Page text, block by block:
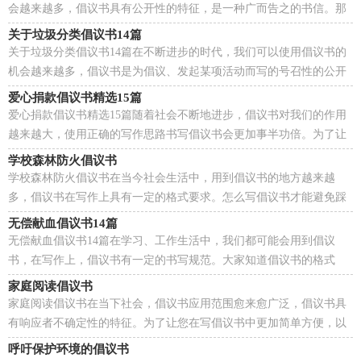
会越来越多，倡议书具有公开性的特征，是一种广而告之的书信。那
么一般倡议书是怎么写的呢？下面是小编为大家整理的...
关于垃圾分类倡议书14篇
关于垃圾分类倡议书14篇在不断进步的时代，我们可以使用倡议书的
机会越来越多，倡议书是为倡议、发起某项活动而写的号召性的公开
提议性的专用书信。倡议书的注意事项有许多，你确...
爱心捐款倡议书精选15篇
爱心捐款倡议书精选15篇随着社会不断地进步，倡议书对我们的作用
越来越大，使用正确的写作思路书写倡议书会更加事半功倍。为了让
您在写倡议书中更加简单方便，下面是小编收集整理...
学校森林防火倡议书
学校森林防火倡议书在当今社会生活中，用到倡议书的地方越来越
多，倡议书在写作上具有一定的格式要求。怎么写倡议书才能避免踩
雷呢？下面是小编为大家整理的学校森林防火倡议书，欢...
无偿献血倡议书14篇
无偿献血倡议书14篇在学习、工作生活中，我们都可能会用到倡议
书，在写作上，倡议书有一定的书写规范。大家知道倡议书的格式
吗？下面是小编帮大家整理的无偿献血倡议书，希望能够帮助...
家庭阅读倡议书
家庭阅读倡议书在当下社会，倡议书应用范围愈来愈广泛，倡议书具
有响应者不确定性的特征。为了让您在写倡议书中更加简单方便，以
下是小编整理的家庭阅读倡议书，仅供参考，希望能够帮...
呼吁保护环境的倡议书